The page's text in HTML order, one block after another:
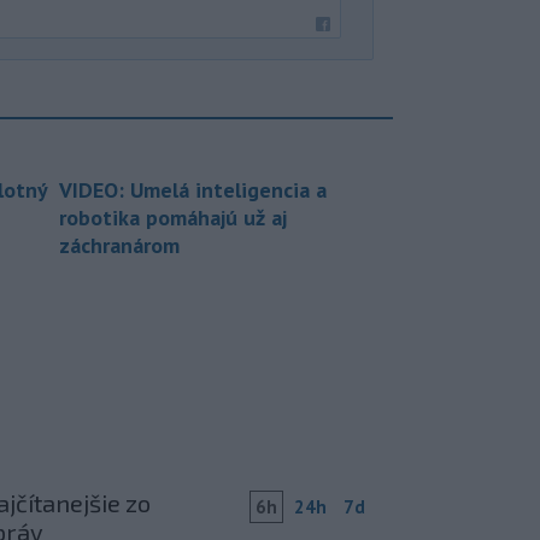
VIDEO: Umelá inteligencia a
robotika pomáhajú už aj
záchranárom
zo
6h 24h 7d